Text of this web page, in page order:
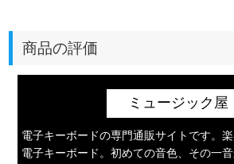
商品の評価
ミュージック屋
電子キーボードの専門通販サイトです。
電子キーボード。初めての音色、その一